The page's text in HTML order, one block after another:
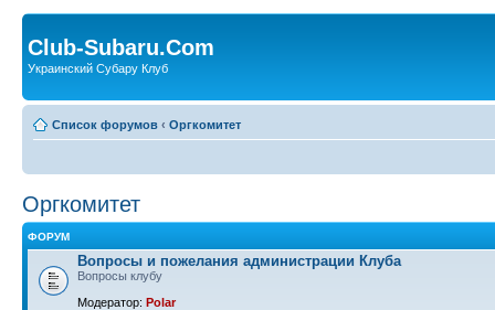
Club-Subaru.Com
Украинский Субару Клуб
Список форумов ‹ Оргкомитет
Оргкомитет
ФОРУМ
Вопросы и пожелания администрации Клуба
Вопросы клубу
Модератор: Polar